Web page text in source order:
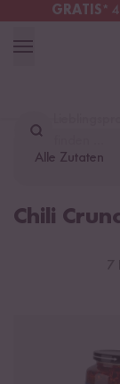
GRATIS*
Österreich
Alle Zutaten
Chili